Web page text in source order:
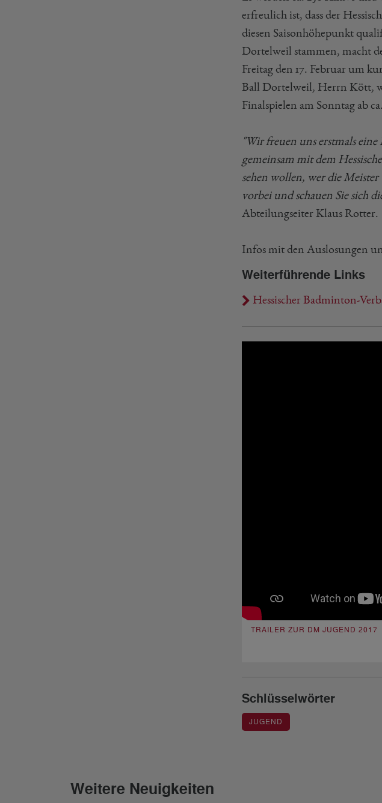
erfreulich ist, dass der
diesen Saisonhöhepunkt
Dortelweil stammen, macht
Freitag den 17. Februar um
Ball Dortelweil, Herrn Kött,
Finalspielen am Sonntag ab
"Wir freuen uns erstmals
gemeinsam mit dem
sehen wollen, wer die
vorbei und schauen Sie sich
Abteilungseiter Klaus Rotter.
Infos mit den Auslosungen
Weiterführende Links
Hessischer Badminton-
TRAILER ZUR DM JUGEND 2017
Schlüsselwörter
JUGEND
Weitere Neuigkeiten